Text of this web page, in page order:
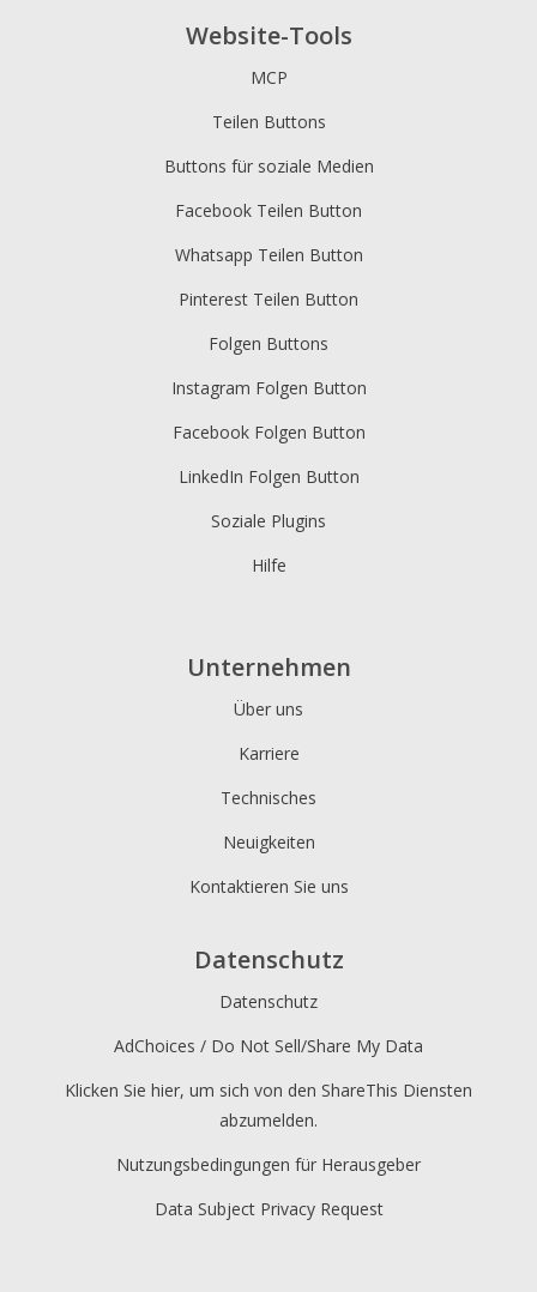
Website-Tools
MCP
Teilen Buttons
Buttons für soziale Medien
Facebook Teilen Button
Whatsapp Teilen Button
Pinterest Teilen Button
Folgen Buttons
Instagram Folgen Button
Facebook Folgen Button
LinkedIn Folgen Button
Soziale Plugins
Hilfe
Unternehmen
Über uns
Karriere
Technisches
Neuigkeiten
Kontaktieren Sie uns
Datenschutz
Datenschutz
AdChoices / Do Not Sell/Share My Data
Klicken Sie hier, um sich von den ShareThis Diensten
abzumelden.
Nutzungsbedingungen für Herausgeber
Data Subject Privacy Request